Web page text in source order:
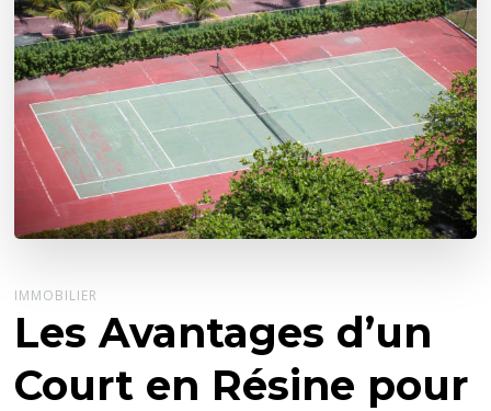
IMMOBILIER
Les Avantages d’un
Court en Résine pour